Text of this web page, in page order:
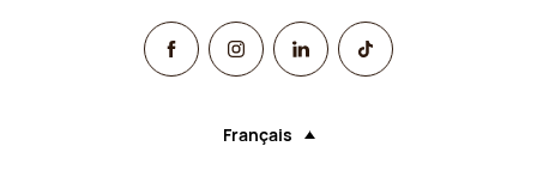
FacebookInstagramLinked InTikTok
Langue (sélectionner une option
Français